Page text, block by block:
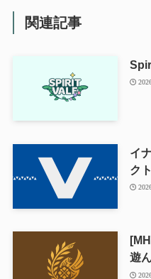
関連記事
イ
ク
遊